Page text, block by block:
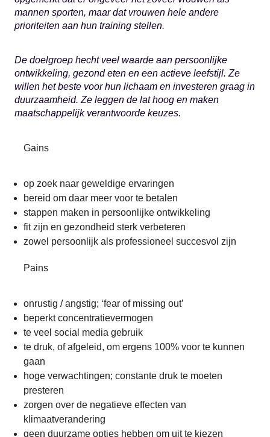
mannen sporten, maar dat vrouwen hele andere
prioriteiten aan hun training stellen.
De doelgroep hecht veel waarde aan persoonlijke
ontwikkeling, gezond eten en een actieve leefstijl. Ze
willen het beste voor hun lichaam en investeren graag in
duurzaamheid. Ze leggen de lat hoog en maken
maatschappelijk verantwoorde keuzes.
Gains
op zoek naar geweldige ervaringen
bereid om daar meer voor te betalen
stappen maken in persoonlijke ontwikkeling
fit zijn en gezondheid sterk verbeteren
zowel persoonlijk als professioneel succesvol zijn
Pains
onrustig / angstig; ‘fear of missing out’
beperkt concentratievermogen
te veel social media gebruik
te druk, of afgeleid, om ergens 100% voor te kunnen
gaan
hoge verwachtingen; constante druk te moeten
presteren
zorgen over de negatieve effecten van
klimaatverandering
geen duurzame opties hebben om uit te kiezen